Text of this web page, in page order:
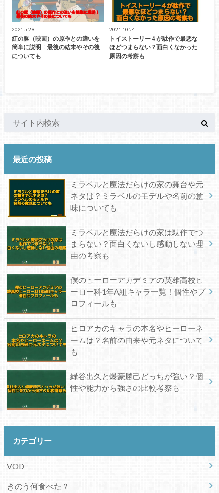
2021.5.29
紅の豚（映画）の原作との違いを
簡単に説明！最後の結末やその後
についても
2021.10.24
トイストーリー４が駄作で最悪な
ほどつまらない？面白くなかった
原因の考察も
最近の投稿
ミラベルと魔法だらけの家の舞台や元
ネタは？ミラベルのモデルや名前の意
味についても
ミラベルと魔法だらけの家は駄作でつ
まらない？面白くないし感動しない理
由の考察も
僕のヒーローアカデミアの英雄高校ヒ
ーロー科1年A組キャラ一覧！個性やプ
ロフィールも
ヒロアカのキャラの本名やヒーローネ
ームは？名前の由来や元ネタについて
も
緑谷出久と爆豪勝己どっちが強い？個
性や能力から強さの比較考察も
カテゴリー
VOD
きのう何食べた？